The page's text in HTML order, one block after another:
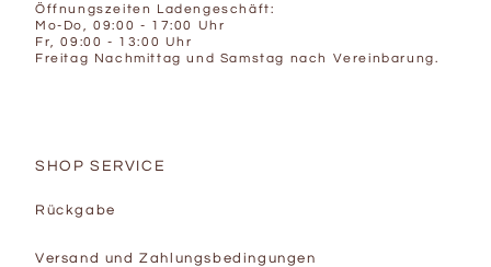
Öffnungszeiten Ladengeschäft:
Mo-Do, 09:00 - 17:00 Uhr
Fr, 09:00 - 13:00 Uhr
Freitag Nachmittag und Samstag nach Vereinbarung.
SHOP SERVICE
Rückgabe
Versand und Zahlungsbedingungen